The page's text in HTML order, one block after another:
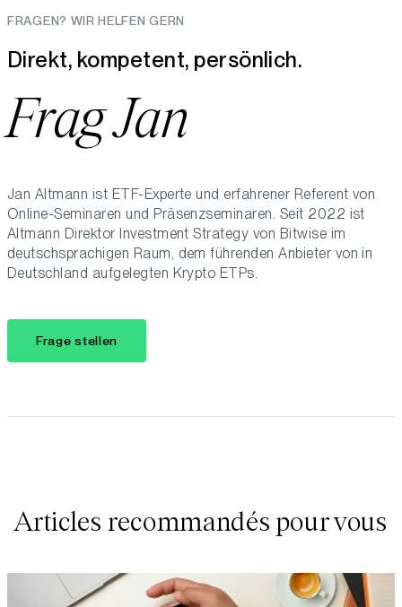
FRAGEN? WIR HELFEN GERN
Direkt, kompetent, persönlich.
Frag Jan
Jan Altmann ist ETF-Experte und erfahrener Referent von
Online-Seminaren und Präsenzseminaren. Seit 2022 ist
Altmann Direktor Investment Strategy von Bitwise im
deutschsprachigen Raum, dem führenden Anbieter von in
Deutschland aufgelegten Krypto ETPs.
Frage stellen
Articles recommandés pour vous